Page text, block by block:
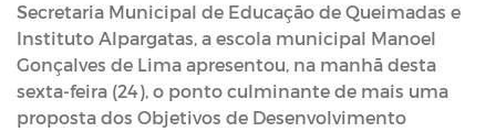
Secretaria Municipal de Educação de Queimadas e
Instituto Alpargatas, a escola municipal Manoel
Gonçalves de Lima apresentou, na manhã desta
sexta-feira (24), o ponto culminante de mais uma
proposta dos Objetivos de Desenvolvimento